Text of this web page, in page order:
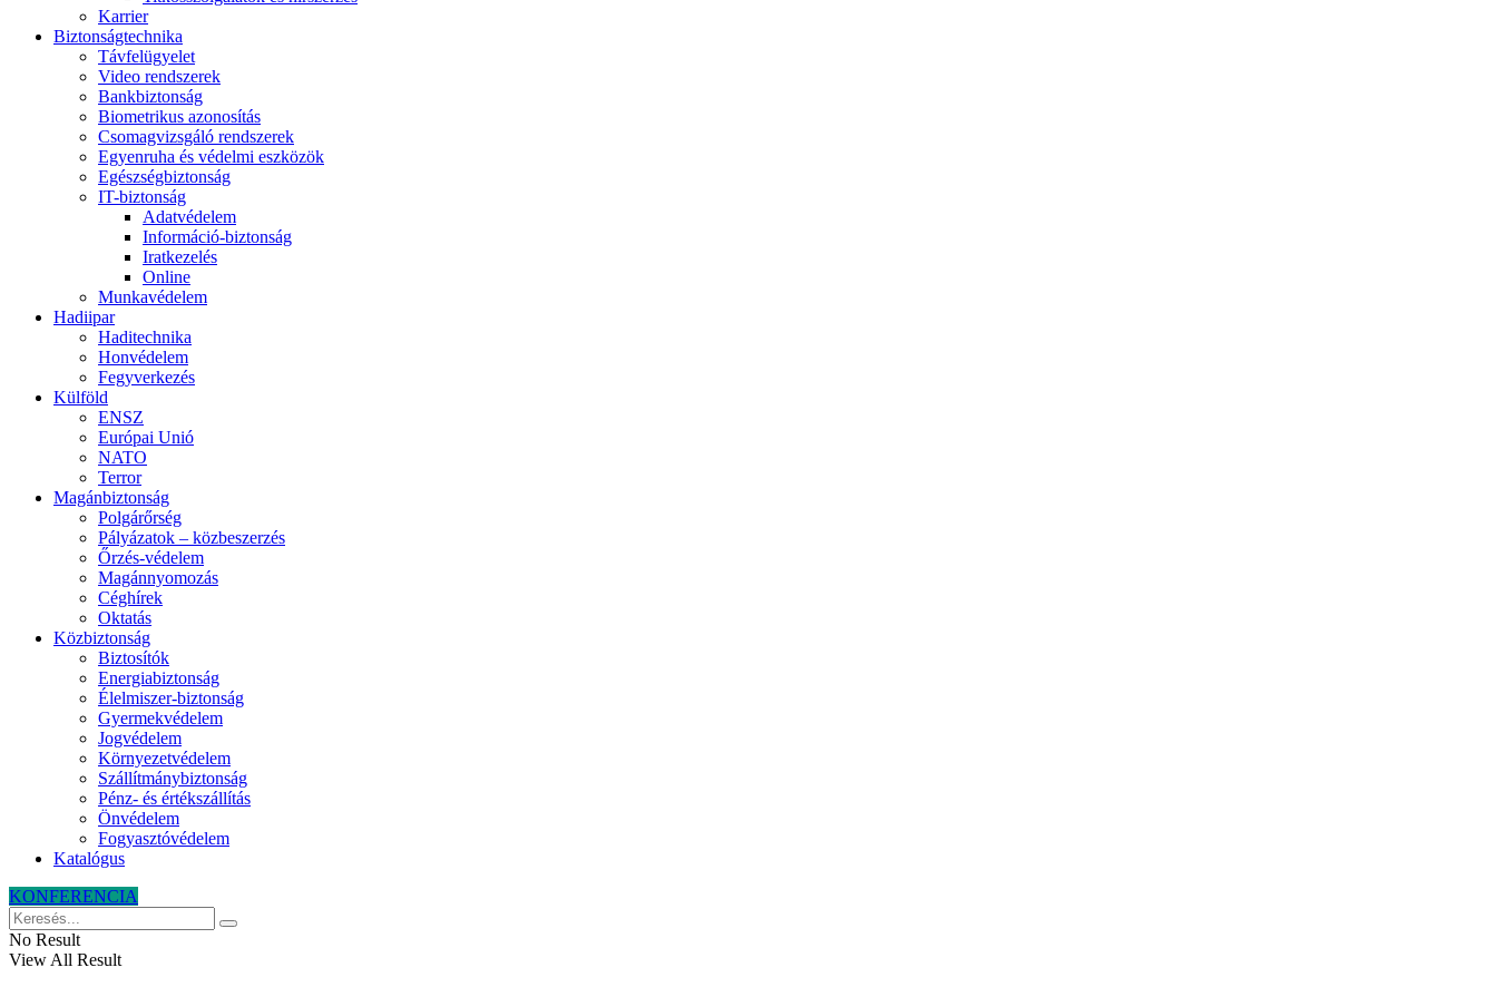
Karrier
Biztonságtechnika
Távfelügyelet
Video rendszerek
Bankbiztonság
Biometrikus azonosítás
Csomagvizsgáló rendszerek
Egyenruha és védelmi eszközök
Egészségbiztonság
IT-biztonság
Adatvédelem
Információ-biztonság
Iratkezelés
Online
Munkavédelem
Hadiipar
Haditechnika
Honvédelem
Fegyverkezés
Külföld
ENSZ
Európai Unió
NATO
Terror
Magánbiztonság
Polgárőrség
Pályázatok – közbeszerzés
Őrzés-védelem
Magánnyomozás
Céghírek
Oktatás
Közbiztonság
Biztosítók
Energiabiztonság
Élelmiszer-biztonság
Gyermekvédelem
Jogvédelem
Környezetvédelem
Szállítmánybiztonság
Pénz- és értékszállítás
Önvédelem
Fogyasztóvédelem
Katalógus
KONFERENCIA
No Result
View All Result